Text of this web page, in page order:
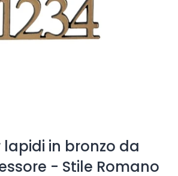
lapidi in bronzo da
- Stile Romano